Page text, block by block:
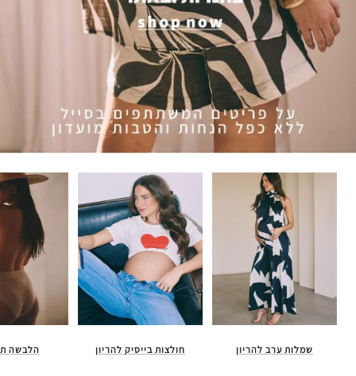
שמלות ערב להריון חולצות בייסיק להריון הלבשה